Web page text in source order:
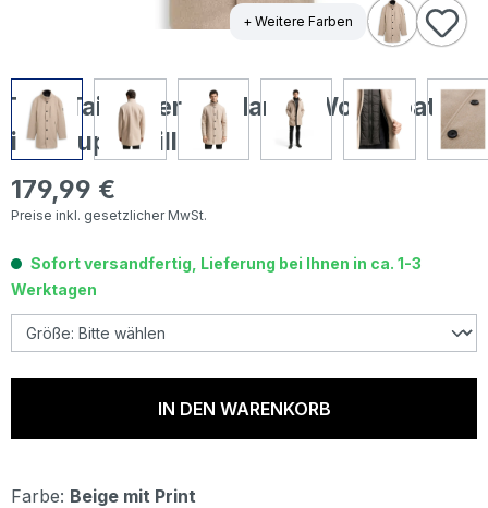
+ Weitere Farben
Tom Tailor Herren Mantel Wool Coat 2
in 1 taupe twill
Regulärer Preis:
179,99 €
Preise inkl. gesetzlicher MwSt.
Sofort versandfertig, Lieferung bei Ihnen in ca. 1-3
Werktagen
IN DEN WARENKORB
Farbe: Beige mit Print